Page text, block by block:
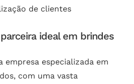
de clientes
ideal em brindes
empresa especializada em
com uma vasta